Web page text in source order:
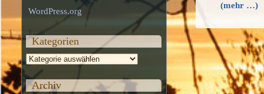
(mehr …)
WordPress.org
Kategorien
Kategorien
Archiv